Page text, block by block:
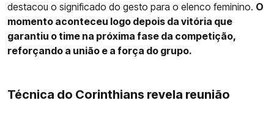
destacou o significado do gesto para o elenco feminino. O
momento aconteceu logo depois da vitória que
garantiu o time na próxima fase da competição,
reforçando a união e a força do grupo.
Técnica do Corinthians revela reunião